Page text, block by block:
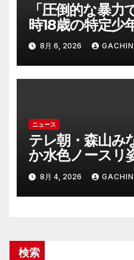
「圧倒的な暴力
時18歳の特定少
刑の背景『年齢
ないほど悪質だ
元裁判官が解説
異例のケース_8
8月 6, 2026
ニュース
テレ朝・森山み
か水色ノースリ
裂 「爽やかで
にお似合い」(J-
8月 4, 2026
検索